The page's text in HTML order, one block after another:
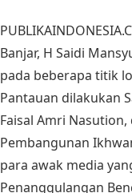
Banjar, H Saidi
pada beberapa titik
Pantauan dilakukan
Faisal Amri
Pembangunan
para awak media
Penanggulangan